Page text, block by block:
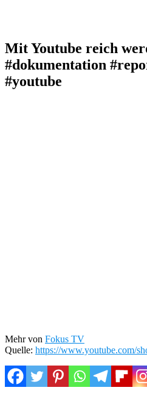
Mit Youtube reich
#dokumentation
#youtube
Mehr von Fokus TV
Quelle: https://www.youtube.com/